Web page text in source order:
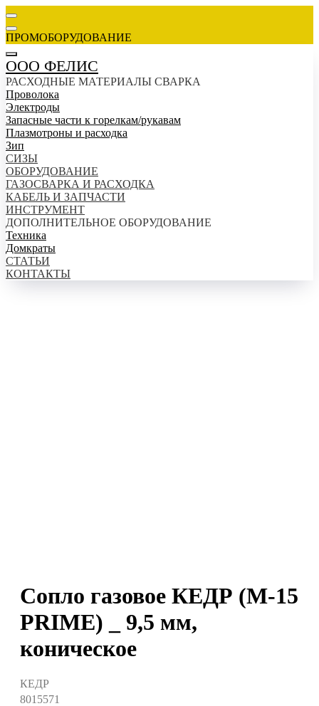
ПРОМОБОРУДОВАНИЕ
ООО ФЕЛИС
РАСХОДНЫЕ МАТЕРИАЛЫ СВАРКА
Проволока
Электроды
Запасные части к горелкам/рукавам
Плазмотроны и расходка
Зип
СИЗЫ
ОБОРУДОВАНИЕ
ГАЗОСВАРКА И РАСХОДКА
КАБЕЛЬ И ЗАПЧАСТИ
ИНСТРУМЕНТ
ДОПОЛНИТЕЛЬНОЕ ОБОРУДОВАНИЕ
Техника
Домкраты
СТАТЬИ
КОНТАКТЫ
Сопло газовое КЕДР (M-15
PRIME) _ 9,5 мм,
коническое
КЕДР
8015571